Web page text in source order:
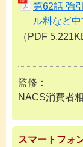
第62話 強
ル料など
（PDF
監修：
NACS消費者
スマートフォ